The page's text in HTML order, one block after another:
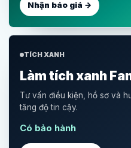
Nhận báo giá →
TÍCH XANH
Làm tích xanh
Tư vấn điều kiện, hồ sơ và
tăng độ tin cậy.
Có bảo hành